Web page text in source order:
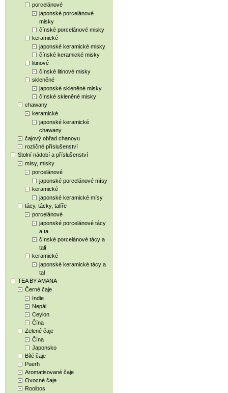
porcelánové
japonské porcelánové
misky
čínské porcelánové misky
keramické
japonské keramické misky
čínské keramické misky
litinové
čínské litinové misky
skleněné
japonské skleněné misky
čínské skleněné misky
chawany
keramické
japonské keramické
chawany
čajový obřad chanoyu
rozličné příslušenství
Stolní nádobí a příslušenství
mísy, misky
porcelánové
japonské porcelánové mísy
keramické
japonské keramické mísy
tácy, tácky, talíře
porcelánové
japonské porcelánové tácy
a ta
čínské porcelánové tácy a
talí
keramické
japonské keramické tácy a
tal
TEA BY AMANA
Černé čaje
Indie
Nepál
Ceylon
Čína
Zelené čaje
Čína
Japonsko
Bílé čaje
Puerh
Aromatisované čaje
Ovocné čaje
Rooibos